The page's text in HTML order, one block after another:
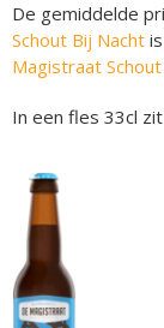
De gemiddelde
Schout Bij Nacht
Magistraat
In een fles 33cl